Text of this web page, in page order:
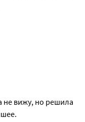
не вижу, но решила